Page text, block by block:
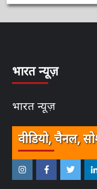
3 वर्ष ago ऑनलाईन
भारत न्यूज़
भारत न्यूज़
वीडियो, चैनल,